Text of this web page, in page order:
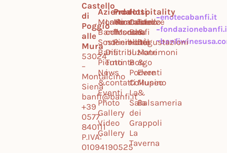
Castello
di
Poggio
alle
Mura
53024
–
Montalcino
Siena
banfi@banfi.it
+39
0577
840111
P.IVA:
01094190525
Azienda
Mondo
Banfi
Sostenibilità
Banfi
Piemonte
News
&
Eventi
Photo
Gallery
Video
Gallery
Lavora
con
noi
Distribuzione
Tutti
i
contatti
Prodotti
Montalcino
Toscana
Piemonte
Ricercatezze
Mondo
Hospitality
Castello
Banfi
Hotel
Il
Borgo
Podere
Collupino
La
Sala
dei
Grappoli
La
Taverna
Tour
&
Degustazioni
Matrimoni
&
Eventi
Museo
&
Balsameria
enotecabanfi.it